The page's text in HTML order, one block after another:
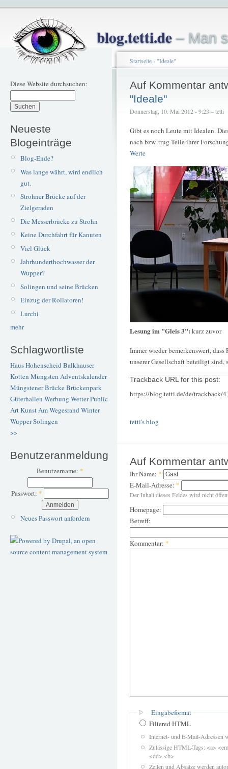
blog.tetti.de– Man
Diese Website durchsuchen:
Neueste
Blogeinträge
Blog-Ende?
Was lange währt, wird endlich
gut.
Strohner Brücke auf der
Zielgeraden
Die Messerbrücke zu Strohn
Keine Durchfahrt für Kanuten
Viel Glück
Jahrhunderthochwasser der
Wupper?
Solingen und seine Brücken
Einzug der Rollatoren!
Lurchi
mehr
Schlagwortliste
Haus Hohenscheid Balkhauser
Kotten Müngsten Adventskalender
Müngstener BrückeBrückenpark
Güterhallen Werbung WetterPublic
ArtKunstAm Wegesrand Winter
WupperSolingen
>>
Benutzeranmeldung
Benutzername: *
Passwort: *
Neues Passwort anfordern
Startseite› "Ideale"
Auf Kommentar
"Ideale"
Donnerstag, 10. Mai 2012 - 9:23 – tetti
Gibt es noch Leute mit Idealen.
nach bzw. trug Teile ihrer
Werte
Lesung im "Gleis 3": kurz zuvor
Immer wieder bemerkenswert,
unserer Gesellschaft beteiligt sind,
Trackback URL for this post:
https://blog.tetti.de/de/trackback/
tetti's blog
Auf Kommentar
Ihr Name: *
E-Mail-Adresse: *
Der Inhalt dieses Feldes wird nicht
Homepage:
Betreff:
Kommentar: *
Eingabeformat
Filtered HTML
Internet- und E-Mail-Adressen
Zulässige HTML-Tags: <a>
<dd> <b>
Zeilen und Absätze werden